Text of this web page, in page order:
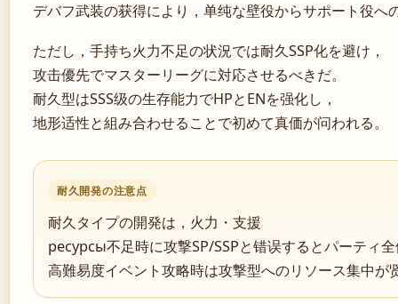
デバフ武装の获得により，单纯な壁役からサポート役へ
ただし，手持ち火力不足の状況では耐久SSP化を避け，
攻击優先でマスターリーグに対応させるべきだ。
耐久型はSSS级の生存能力でHPとENを强化し，
地形适性と組み合わせることで初めて真価が问われる。
耐久開発の注意点
耐久タイプの開発は，火力・支援
ресурсы不足時に攻撃SP/SSPと错误するとパーティ
高難易度イベント攻略時は攻撃型へのリソース集中が